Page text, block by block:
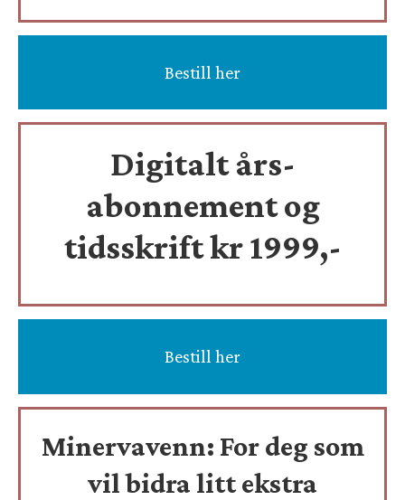
Bestill her
Digitalt års-
abonnement og
tidsskriftkr 1999,-
Bestill her
Minervavenn: For deg som
vil bidra litt ekstra